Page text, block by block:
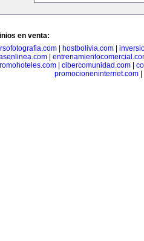
en venta:
| hostbolivia.com|
|
cibercomunidad.com
promocioneninternet.com|